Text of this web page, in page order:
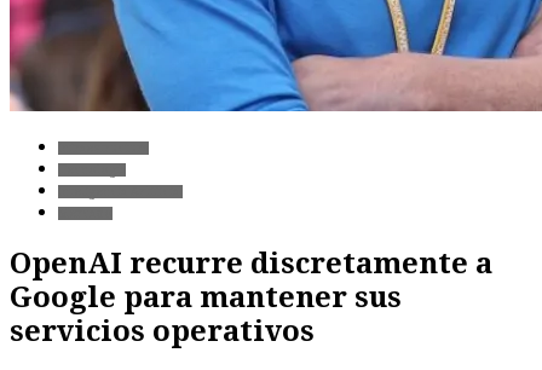
OpenAI recurre discretamente a
Google para mantener sus
servicios operativos